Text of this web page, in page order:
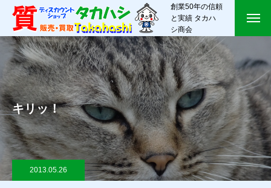
創業50年の信頼
と実績 タカハ
シ商会
キリッ！
2013.05.26